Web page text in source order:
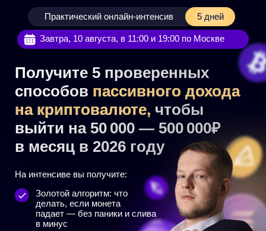
Илья Сдобников
Точные сигналы входа:
как понять, покупать
сейчас или уже поздно
На интенсиве вы получите:
5 дней
Практический онлайн-интенсив
Завтра, 10 августа, в 11:00 и 19:00 по Москве
Золотой алгоритм: что
падает — без паники и слива
в минус
способовпассивного дохода
на криптовалюте,чтобы
выйти на 50 000 — 500 000₽
в месяц в 2026 году